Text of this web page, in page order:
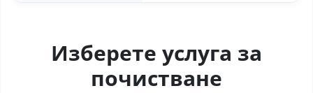
Изберете услуга за
почистване